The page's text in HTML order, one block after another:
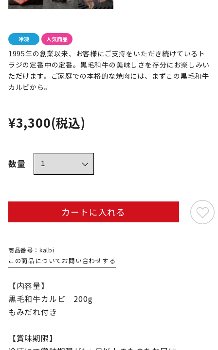
1995年の創業以来、お客様にご支持をいただき続けているト
ラジの定番中の定番。黒毛和牛の美味しさを存分にお楽しみい
ただけます。ご家庭での本格的な焼肉には、まずこの黒毛和牛
カルビから。
¥3,300(税込)
数量
カートに入れる
商品番号：kalbi
この商品についてお問い合わせする
【内容量】
黒毛和牛カルビ 200g
もみだれ付き
【賞味期限】